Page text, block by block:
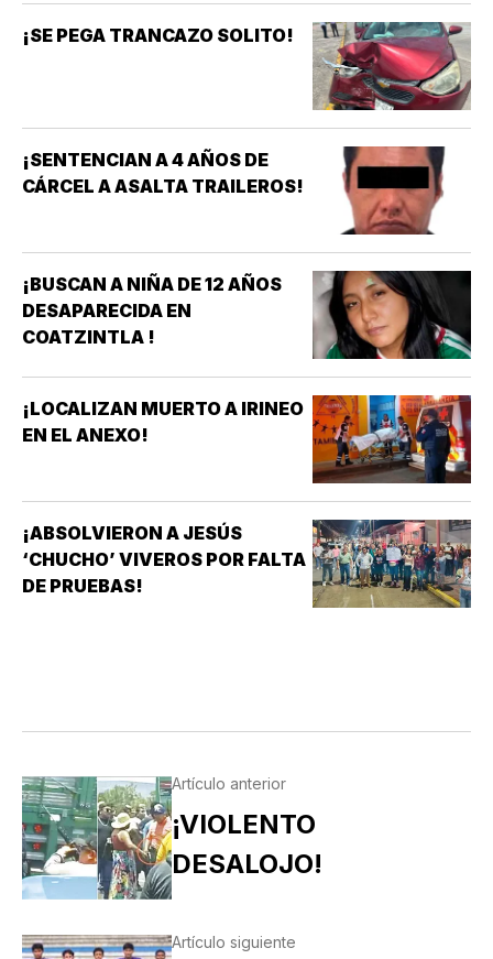
¡SE PEGA TRANCAZO SOLITO!
¡SENTENCIAN A 4 AÑOS DE
CÁRCEL A ASALTA TRAILEROS!
¡BUSCAN A NIÑA DE 12 AÑOS
DESAPARECIDA EN
COATZINTLA !
¡LOCALIZAN MUERTO A IRINEO
EN EL ANEXO!
¡ABSOLVIERON A JESÚS
‘CHUCHO’ VIVEROS POR FALTA
DE PRUEBAS!
Artículo anterior
¡VIOLENTO
DESALOJO!
Artículo siguiente